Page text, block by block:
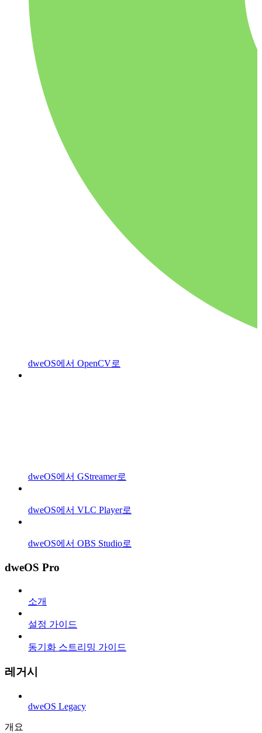
dweOS에서 OpenCV로
dweOS에서 GStreamer로
dweOS에서 VLC Player로
dweOS에서 OBS Studio로
dweOS Pro
소개
설정 가이드
동기화 스트리밍 가이드
레거시
dweOS Legacy
개요